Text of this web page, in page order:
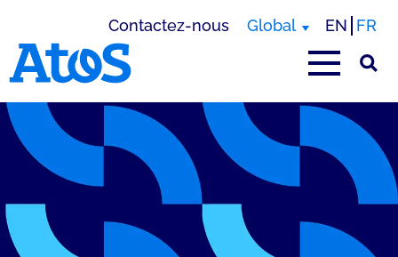
Contactez-nous Global EN FR